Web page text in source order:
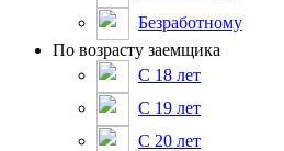
Безработному
По возрасту заемщика
С 18 лет
С 19 лет
С 20 лет